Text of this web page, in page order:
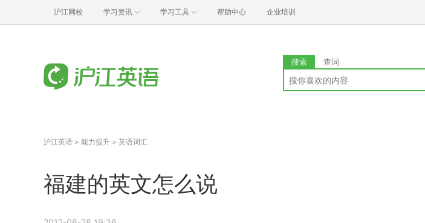
沪江网校 学习资讯 学习工具 帮助中心 企业培训
搜索 查词
沪江英语 > 能力提升 > 英语词汇
福建的英文怎么说